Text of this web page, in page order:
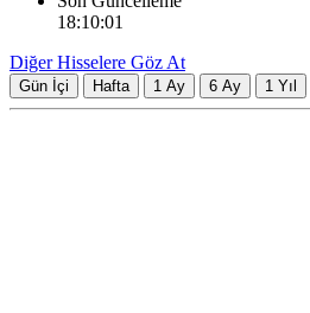
18:10:01
Diğer Hisselere Göz At
Gün İçi Hafta 1 Ay 6 Ay 1 Yıl